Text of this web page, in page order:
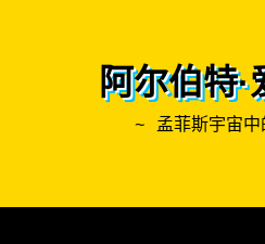
阿尔伯特
~ 孟菲斯宇宙